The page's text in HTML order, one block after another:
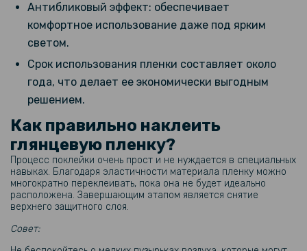
Антибликовый эффект: обеспечивает
комфортное использование даже под ярким
светом.
Срок использования пленки составляет около
года, что делает ее экономически выгодным
решением.
Как правильно наклеить
глянцевую пленку?
Процесс поклейки очень прост и не нуждается в специальных
навыках. Благодаря эластичности материала пленку можно
многократно переклеивать, пока она не будет идеально
расположена. Завершающим этапом является снятие
верхнего защитного слоя.
Совет: